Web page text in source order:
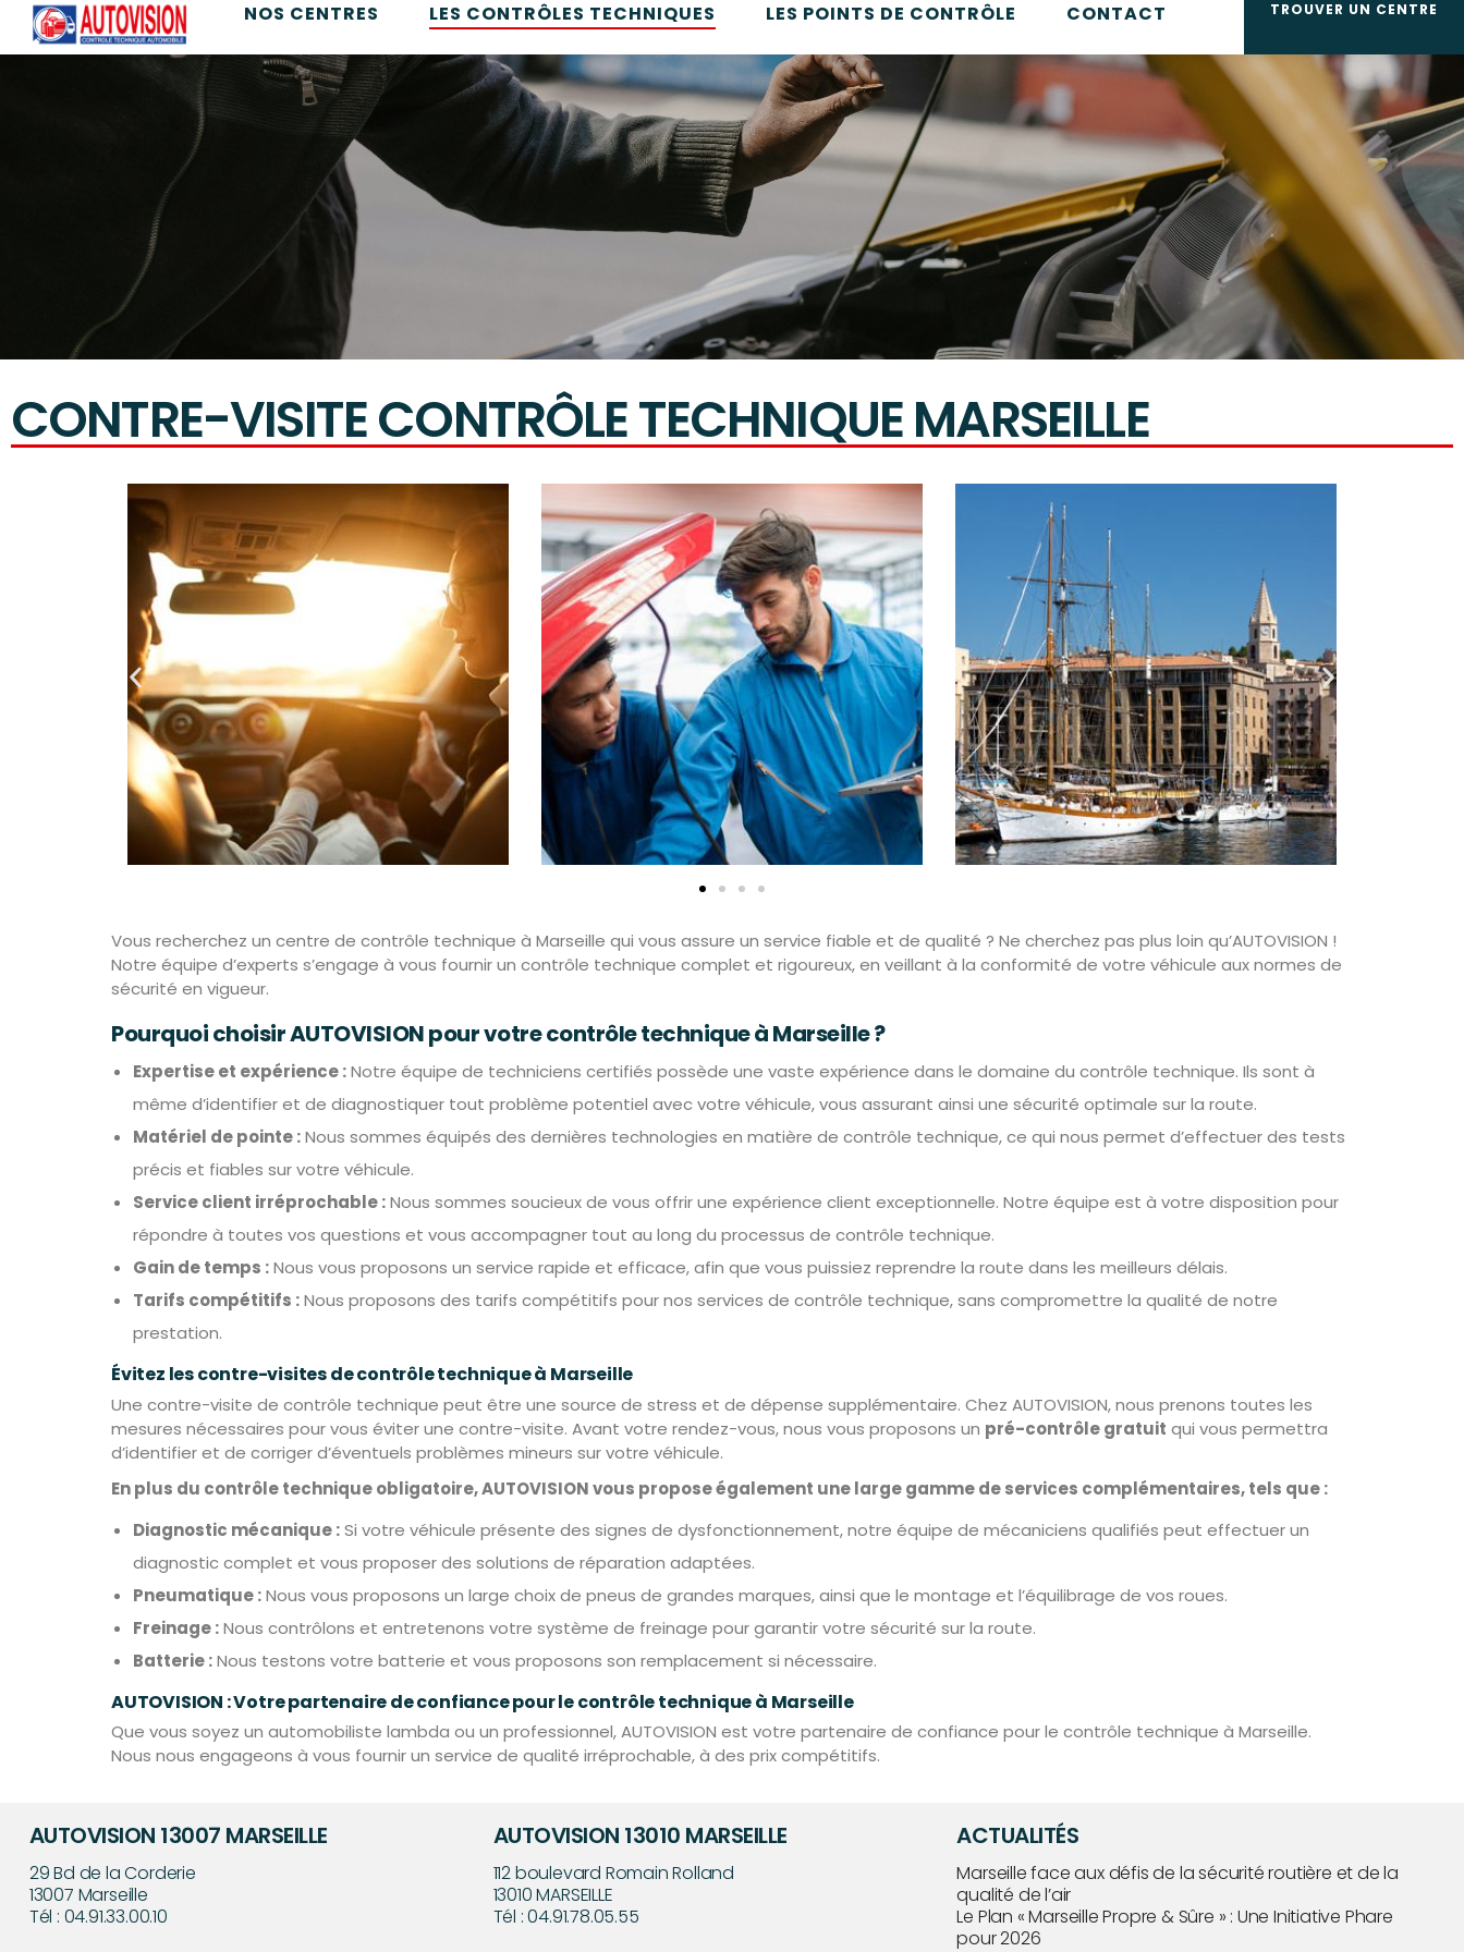
NOS CENTRES LES CONTRÔLES TECHNIQUES LES POINTS DE CONTRÔLE CONTACT TROUVER UN CENTRE
CONTRE-VISITE CONTRÔLE TECHNIQUE MARSEILLE
Vous recherchez un centre de contrôle technique à Marseille qui vous assure un service fiable et de qualité ? Ne cherchez pas plus loin qu’AUTOVISION !
Notre équipe d’experts s’engage à vous fournir un contrôle technique complet et rigoureux, en veillant à la conformité de votre véhicule aux normes de
sécurité en vigueur.
Pourquoi choisir AUTOVISION pour votre contrôle technique à Marseille ?
Expertise et expérience :Notre équipe de techniciens certifiés possède une vaste expérience dans le domaine du contrôle technique. Ils sont à
même d’identifier et de diagnostiquer tout problème potentiel avec votre véhicule, vous assurant ainsi une sécurité optimale sur la route.
Matériel de pointe :Nous sommes équipés des dernières technologies en matière de contrôle technique, ce qui nous permet d’effectuer des tests
précis et fiables sur votre véhicule.
Service client irréprochable :Nous sommes soucieux de vous offrir une expérience client exceptionnelle. Notre équipe est à votre disposition pour
répondre à toutes vos questions et vous accompagner tout au long du processus de contrôle technique.
Gain de temps :Nous vous proposons un service rapide et efficace, afin que vous puissiez reprendre la route dans les meilleurs délais.
Tarifs compétitifs :Nous proposons des tarifs compétitifs pour nos services de contrôle technique, sans compromettre la qualité de notre
prestation.
Évitez les contre-visites de contrôle technique à Marseille
Une contre-visite de contrôle technique peut être une source de stress et de dépense supplémentaire. Chez AUTOVISION, nous prenons toutes les
mesures nécessaires pour vous éviter une contre-visite. Avant votre rendez-vous, nous vous proposons un pré-contrôle gratuit qui vous permettra
d’identifier et de corriger d’éventuels problèmes mineurs sur votre véhicule.
En plus du contrôle technique obligatoire, AUTOVISION vous propose également une large gamme de services complémentaires, tels que :
Diagnostic mécanique :Si votre véhicule présente des signes de dysfonctionnement, notre équipe de mécaniciens qualifiés peut effectuer un
diagnostic complet et vous proposer des solutions de réparation adaptées.
Pneumatique :Nous vous proposons un large choix de pneus de grandes marques, ainsi que le montage et l’équilibrage de vos roues.
Freinage :Nous contrôlons et entretenons votre système de freinage pour garantir votre sécurité sur la route.
Batterie :Nous testons votre batterie et vous proposons son remplacement si nécessaire.
AUTOVISION : Votre partenaire de confiance pour le contrôle technique à Marseille
Que vous soyez un automobiliste lambda ou un professionnel, AUTOVISION est votre partenaire de confiance pour le contrôle technique à Marseille.
Nous nous engageons à vous fournir un service de qualité irréprochable, à des prix compétitifs.
AUTOVISION 13007 MARSEILLE
29 Bd de la Corderie
13007 Marseille
Tél : 04.91.33.00.10
AUTOVISION 13010 MARSEILLE
112 boulevard Romain Rolland
13010MARSEILLE
Tél :04.91.78.05.55
ACTUALITÉS
Marseille face aux défis de la sécurité routière et de la
qualité de l’air
Le Plan « Marseille Propre & Sûre » : Une Initiative Phare
pour 2026